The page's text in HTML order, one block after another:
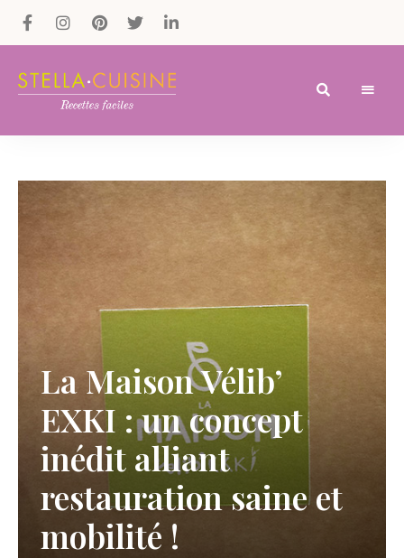
Recettes
recettes
rapides,
recettes
végétariennes
La Maison Vélib’
EXKI : un concept
inédit alliant
restauration saine et
mobilité !